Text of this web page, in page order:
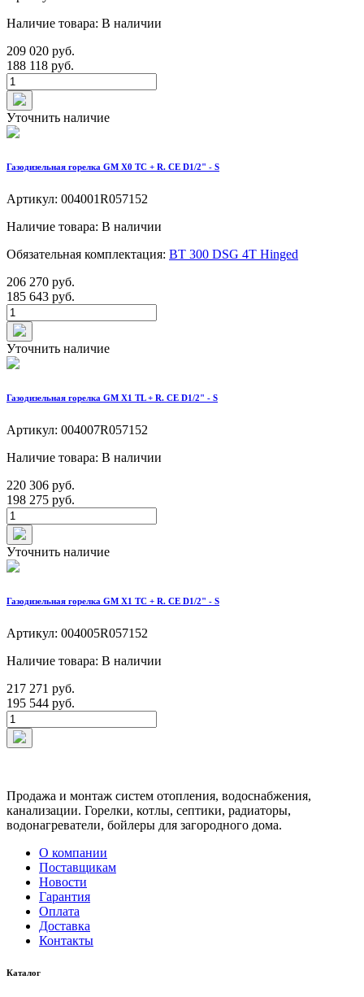
Наличие товара: В наличии
209 020 руб.
188 118 руб.
Уточнить наличие
Газодизельная горелка GM X0 TC + R. CE D1/2" - S
Артикул: 004001R057152
Наличие товара: В наличии
Обязательная комплектация: BT 300 DSG 4T Hinged
206 270 руб.
185 643 руб.
Уточнить наличие
Газодизельная горелка GM X1 TL + R. CE D1/2" - S
Артикул: 004007R057152
Наличие товара: В наличии
220 306 руб.
198 275 руб.
Уточнить наличие
Газодизельная горелка GM X1 TC + R. CE D1/2" - S
Артикул: 004005R057152
Наличие товара: В наличии
217 271 руб.
195 544 руб.
Продажа и монтаж систем отопления, водоснабжения,
канализации. Горелки, котлы, септики, радиаторы,
водонагреватели, бойлеры для загородного дома.
О компании
Поставщикам
Новости
Гарантия
Оплата
Доставка
Контакты
Каталог